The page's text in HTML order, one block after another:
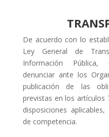
De acuerdo con lo
Ley General de
Información Pública,
denunciar ante los
publicación de las
previstas en los artículos
disposiciones
de competencia.